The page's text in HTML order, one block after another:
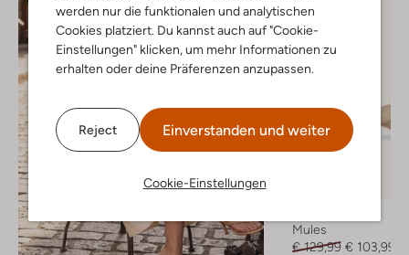
werden nur die funktionalen und analytischen
Cookies platziert. Du kannst auch auf "Cookie-
Einstellungen" klicken, um mehr Informationen zu
erhalten oder deine Präferenzen anzupassen.
Reject Einverstanden und weiter
Cookie-Einstellungen
Mules
€ 129,99 € 103,99